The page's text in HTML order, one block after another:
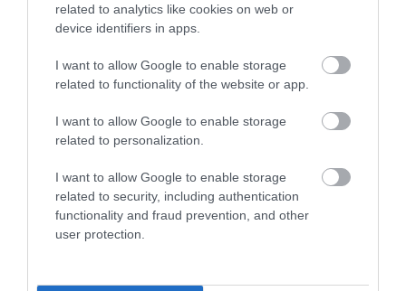
related to analytics like cookies on web or
device identifiers in apps.
I want to allow Google to enable storage
related to functionality of the website or app.
I want to allow Google to enable storage
related to personalization.
I want to allow Google to enable storage
related to security, including authentication
functionality and fraud prevention, and other
user protection.
Ne maradjon le a legfrissebb hírekről, kövessen
bennünket az EGRI ÜGYEK Google Hírek oldalán!
VISSZA A FŐOLDALRA
Legfrissebb híreink